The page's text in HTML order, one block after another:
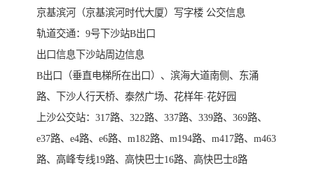
京基滨河（京基滨河时代大厦）写字楼 公交信息
轨道交通：9号下沙站B出口
出口信息下沙站周边信息
B出口（垂直电梯所在出口）、滨海大道南侧、东涌
路、下沙人行天桥、泰然广场、花样年·花好园
上沙公交站：317路、322路、337路、339路、369路、
e37路、e4路、e6路、m182路、m194路、m417路、m463
路、高峰专线19路、高快巴士16路、高快巴士8路